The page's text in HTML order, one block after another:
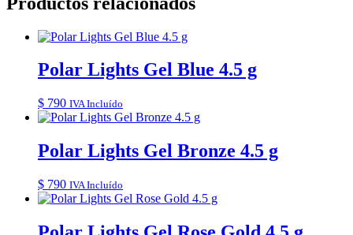
Polar Lights Gel Blue 4.5 g
$ 790 IVA Incluído
Polar Lights Gel Bronze 4.5 g
$ 790 IVA Incluído